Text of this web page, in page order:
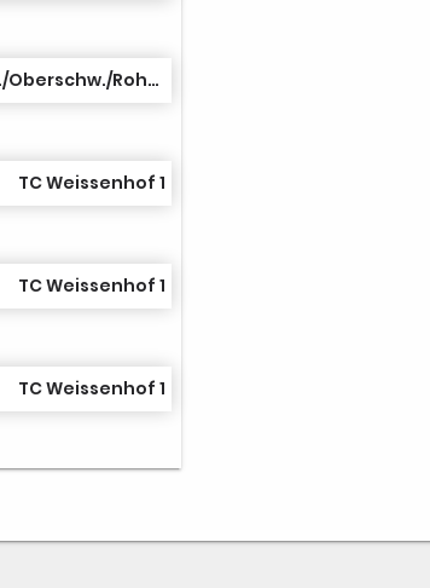
SPG Haiterb./Oberschw./Rohrd. 1
TC Weissenhof 1
TC Weissenhof 1
TC Weissenhof 1